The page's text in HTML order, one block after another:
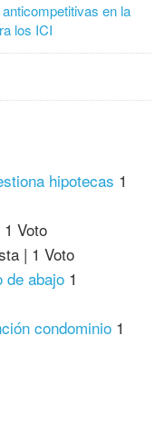
en la
los ICI
hipotecas 1
1 Voto
| 1 Voto
de abajo 1
condominio 1